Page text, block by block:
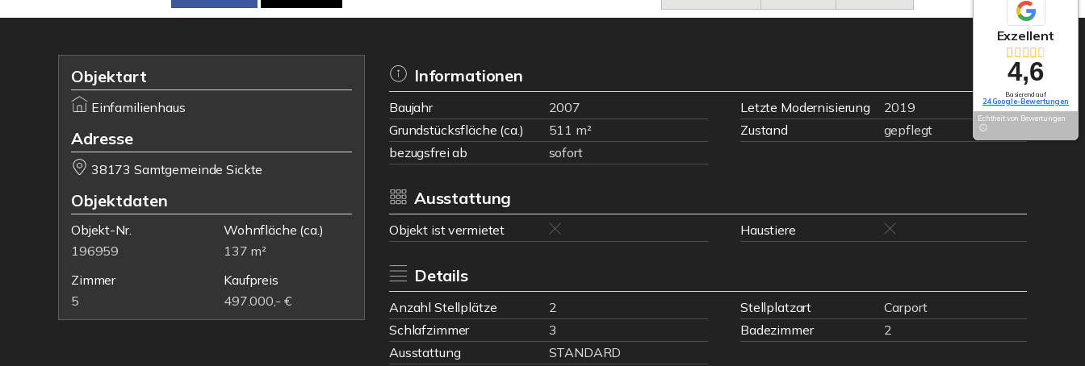
Objektart
Einfamilienhaus
Adresse
38173 Samtgemeinde Sickte
Objektdaten
Objekt-Nr.
196959
Wohnfläche (ca.)
137 m²
Zimmer
5
Kaufpreis
497.000,- €
Informationen
Baujahr 2007 Letzte Modernisierung
2019
Grundstücksfläche (ca.)
511 m² Zustand
gepflegt
bezugsfrei ab
sofort
Ausstattung
Objekt ist vermietet Haustiere
Details
Anzahl Stellplätze 2 Stellplatzart
Carport
Schlafzimmer
3 Badezimmer
2
Ausstattung
STANDARD
Exzellent
4,6
Basierend auf
24 Google-Bewertungen
Echtheit von Bewertungen